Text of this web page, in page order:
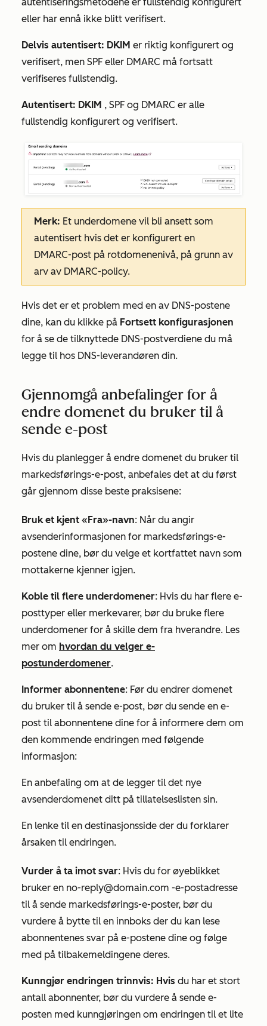
eller har ennå ikke blitt verifisert.
Delvis autentisert: DKIM er riktig konfigurert og
verifisert, men SPF eller DMARC må fortsatt
verifiseres fullstendig.
Autentisert: DKIM , SPF og DMARC er alle
fullstendig konfigurert og verifisert.
Merk: Et underdomene vil bli ansett som
autentisert hvis det er konfigurert en
DMARC-post på rotdomenenivå, på grunn av
arv av DMARC-policy.
Hvis det er et problem med en av DNS-postene
dine, kan du klikke på Fortsett konfigurasjonen
for å se de tilknyttede DNS-postverdiene du må
legge til hos DNS-leverandøren din.
Gjennomgå anbefalinger for å
endre domenet du bruker til å
sende e-post
Hvis du planlegger å endre domenet du bruker til
markedsførings-e-post, anbefales det at du først
går gjennom disse beste praksisene:
Bruk et kjent «Fra»-navn: Når du angir
avsenderinformasjonen for markedsførings-e-
postene dine, bør du velge et kortfattet navn som
mottakerne kjenner igjen.
Koble til flere underdomener: Hvis du har flere e-
posttyper eller merkevarer, bør du bruke flere
underdomener for å skille dem fra hverandre. Les
mer om hvordan du velger e-
postunderdomener.
Informer abonnentene: Før du endrer domenet
du bruker til å sende e-post, bør du sende en e-
post til abonnentene dine for å informere dem om
den kommende endringen med følgende
informasjon:
En anbefaling om at de legger til det nye
avsenderdomenet ditt på tillatelseslisten sin.
En lenke til en destinasjonsside der du forklarer
årsaken til endringen.
Vurder å ta imot svar: Hvis du for øyeblikket
bruker en no-reply@domain.com -e-postadresse
til å sende markedsførings-e-poster, bør du
vurdere å bytte til en innboks der du kan lese
abonnentenes svar på e-postene dine og følge
med på tilbakemeldingene deres.
Kunngjør endringen trinnvis: Hvis du har et stort
antall abonnenter, bør du vurdere å sende e-
posten med kunngjøringen om endringen til et lite